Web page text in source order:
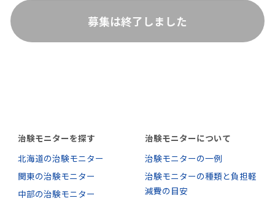
募集は終了しました
治験モニターを探す
北海道の治験モニター
関東の治験モニター
中部の治験モニター
治験モニターについて
治験モニターの一例
治験モニターの種類と負担軽
減費の目安